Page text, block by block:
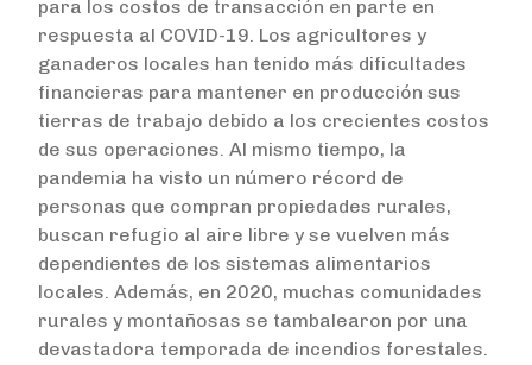
para los costos de transacción en parte en
respuesta al COVID-19. Los agricultores y
ganaderos locales han tenido más dificultades
financieras para mantener en producción sus
tierras de trabajo debido a los crecientes costos
de sus operaciones. Al mismo tiempo, la
pandemia ha visto un número récord de
personas que compran propiedades rurales,
buscan refugio al aire libre y se vuelven más
dependientes de los sistemas alimentarios
locales. Además, en 2020, muchas comunidades
rurales y montañosas se tambalearon por una
devastadora temporada de incendios forestales.